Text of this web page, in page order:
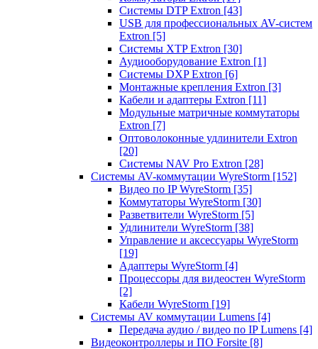
Системы DTP Extron [43]
USB для профессиональных AV-систем
Extron [5]
Системы XTP Extron [30]
Аудиооборудование Extron [1]
Системы DXP Extron [6]
Монтажные крепления Extron [3]
Кабели и адаптеры Extron [11]
Модульные матричные коммутаторы
Extron [7]
Оптоволоконные удлинители Extron
[20]
Системы NAV Pro Extron [28]
Системы AV-коммутации WyreStorm [152]
Видео по IP WyreStorm [35]
Коммутаторы WyreStorm [30]
Разветвители WyreStorm [5]
Удлинители WyreStorm [38]
Управление и аксессуары WyreStorm
[19]
Адаптеры WyreStorm [4]
Процессоры для видеостен WyreStorm
[2]
Кабели WyreStorm [19]
Системы AV коммутации Lumens [4]
Передача аудио / видео по IP Lumens [4]
Видеоконтроллеры и ПО Forsite [8]